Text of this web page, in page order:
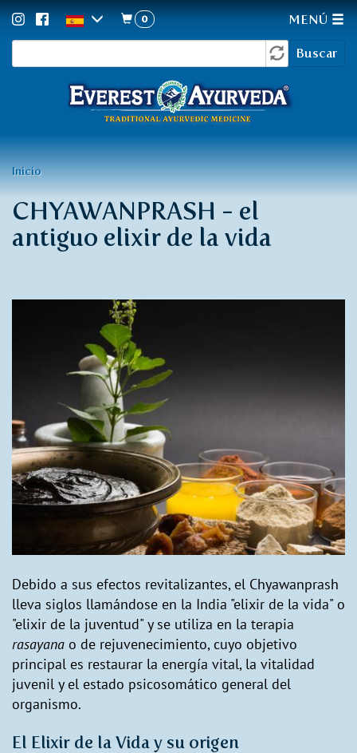
de
búsqueda
Buscar
0 MENÚ
Usted
está
aquí
Inicio
CHYAWANPRASH - el
antiguo elixir de la vida
Debido a sus efectos revitalizantes, el Chyawanprash
lleva siglos llamándose en la India "elixir de la vida" o
"elixir de la juventud" y se utiliza en la terapia
rasayana o de rejuvenecimiento, cuyo objetivo
principal es restaurar la energía vital, la vitalidad
juvenil y el estado psicosomático general del
organismo.
El Elixir de la Vida y su origen